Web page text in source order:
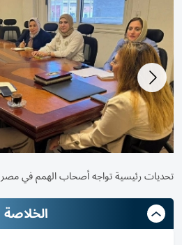
تحديات رئيسية تواجه أصحاب الهمم في مصر
الخلاصة